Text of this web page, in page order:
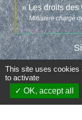
Les droits
Ministère chargé
This site uses cookies
to activate
OK, accept all